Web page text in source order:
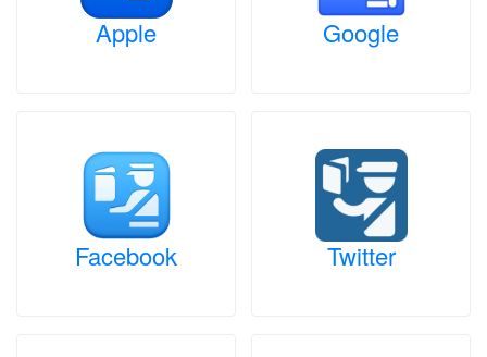
Apple Google
Facebook Twitter